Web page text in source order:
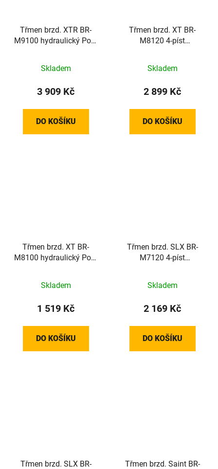
Třmen brzd. XTR BR-
M9100 hydraulický Post
Skladem
3 909 Kč
DO KOŠÍKU
Třmen brzd. XT BR-
M8120 4-píst
Skladem
2 899 Kč
DO KOŠÍKU
Třmen brzd. XT BR-
M8100 hydraulický Post
Skladem
1 519 Kč
DO KOŠÍKU
Třmen brzd. SLX BR-
M7120 4-píst
Skladem
2 169 Kč
DO KOŠÍKU
Třmen brzd. SLX BR-
Třmen brzd. Saint BR-